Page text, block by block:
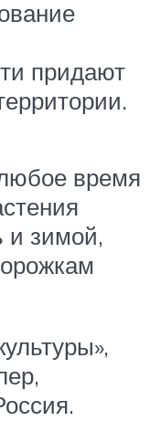
придают
время
и зимой,